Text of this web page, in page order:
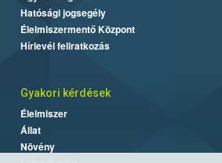
Hatósági jogsegély
Élelmiszermentő Központ
Hírlevél feliratkozás
Gyakori kérdések
Élelmiszer
Állat
Növény